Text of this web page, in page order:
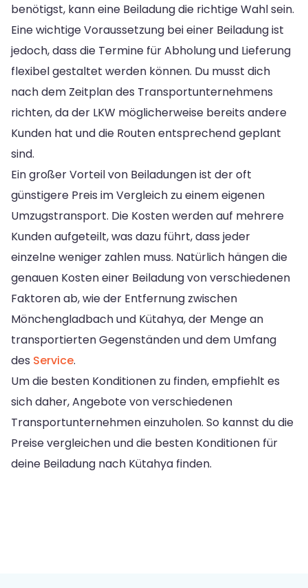
benötigst, kann eine Beiladung die richtige Wahl sein.
Eine wichtige Voraussetzung bei einer Beiladung ist
jedoch, dass die Termine für Abholung und Lieferung
flexibel gestaltet werden können. Du musst dich
nach dem Zeitplan des Transportunternehmens
richten, da der LKW möglicherweise bereits andere
Kunden hat und die Routen entsprechend geplant
sind.
Ein großer Vorteil von Beiladungen ist der oft
günstigere Preis im Vergleich zu einem eigenen
Umzugstransport. Die Kosten werden auf mehrere
Kunden aufgeteilt, was dazu führt, dass jeder
einzelne weniger zahlen muss. Natürlich hängen die
genauen Kosten einer Beiladung von verschiedenen
Faktoren ab, wie der Entfernung zwischen
Mönchengladbach und Kütahya, der Menge an
transportierten Gegenständen und dem Umfang
des Service.
Um die besten Konditionen zu finden, empfiehlt es
sich daher, Angebote von verschiedenen
Transportunternehmen einzuholen. So kannst du die
Preise vergleichen und die besten Konditionen für
deine Beiladung nach Kütahya finden.